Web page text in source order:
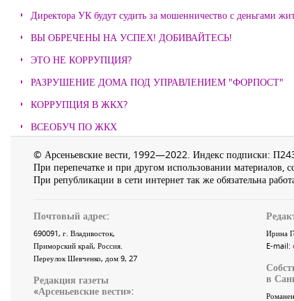
Директора УК будут судить за мошенничество с деньгами
ВЫ ОБРЕЧЕНЫ НА УСПЕХ! ДОБИВАЙТЕСЬ!
ЭТО НЕ КОРРУПЦИЯ?
РАЗРУШЕНИЕ ДОМА ПОД УПРАВЛЕНИЕМ "ФОРПОСТ"
КОРРУПЦИЯ В ЖКХ?
ВСЕОБУЧ ПО ЖКХ
© Арсеньевские вести, 1992—2022. Индекс подписки:
При перепечатке и при другом использовании материалов,
При републикации в сети интернет так же обязательна
Почтовый адрес:
690091, г. Владивосток,
Приморский край, Россия.
Переулок Шевченко, дом 9, 27
Редакция газеты
«Арсеньевские вести»:
Ирина
E-mail:
в